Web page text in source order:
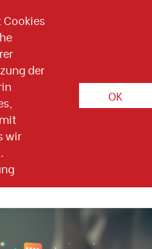
der
wir
OK
für erfolgreiche